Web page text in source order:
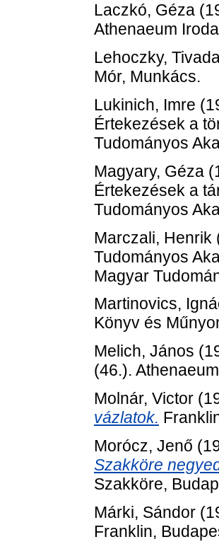
Laczkó, Géza
Athenaeum
Lehoczky,
Mór, Munkács.
Lukinich, Imre
Értekezések a
Tudományos
Magyary, Géza
Értekezések a
Tudományos
Marczali, Henrik
Tudományos
Magyar
Martinovics,
Könyv és
Melich, János
(46.).
Molnár, Victor
vázlatok.
Morócz, Jenő
Szakköre
Szakköre,
Márki, Sándor
Franklin,